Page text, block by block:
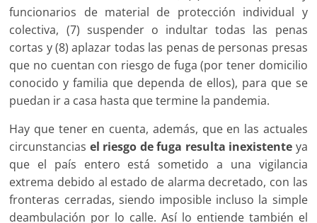
funcionarios de material de protección individual y
colectiva, (7) suspender o indultar todas las penas
cortas y (8) aplazar todas las penas de personas presas
que no cuentan con riesgo de fuga (por tener domicilio
conocido y familia que dependa de ellos), para que se
puedan ir a casa hasta que termine la pandemia.
Hay que tener en cuenta, además, que en las actuales
circunstancias el riesgo de fuga resulta inexistente ya
que el país entero está sometido a una vigilancia
extrema debido al estado de alarma decretado, con las
fronteras cerradas, siendo imposible incluso la simple
deambulación por lo calle. Así lo entiende también el